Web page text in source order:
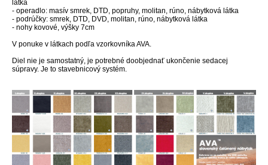
látka
- operadlo: masív smrek, DTD, popruhy, molitan, rúno, nábytková látka
- podrúčky: smrek, DTD, DVD, molitan, rúno, nábytková látka
- nohy kovové, výšky 7cm
V ponuke v látkach podľa vzorkovníka AVA.
Diel nie je samostatný, je potrebné doobjednať ukončenie sedacej
súpravy. Je to stavebnicový systém.